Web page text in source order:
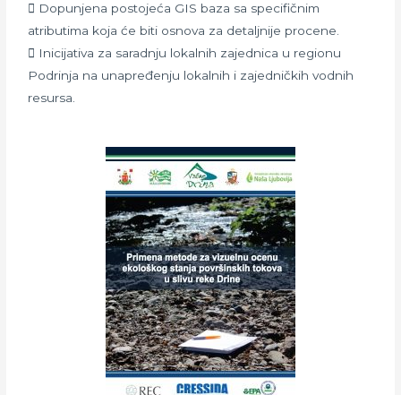
 Dopunjena postojeća GIS baza sa specifičnim
atributima koja će biti osnova za detaljnije procene.
 Inicijativa za saradnju lokalnih zajednica u regionu
Podrinja na unapređenju lokalnih i zajedničkih vodnih
resursa.